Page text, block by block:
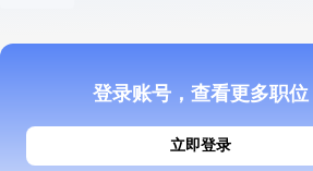
登录账号，查看更多职位
立即登录